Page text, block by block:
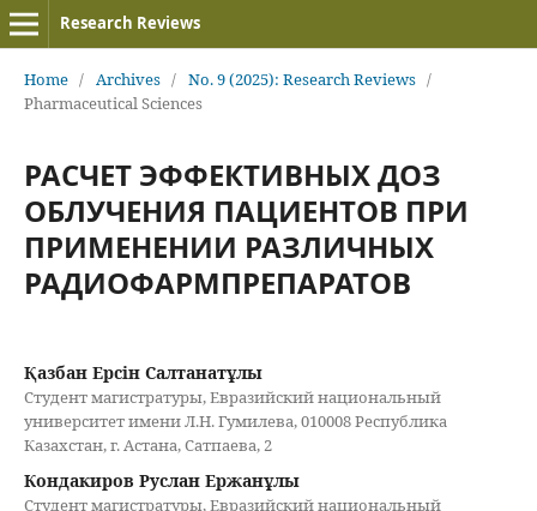
Research Reviews
Home / Archives / No. 9 (2025): Research Reviews /
Pharmaceutical Sciences
РАСЧЕТ ЭФФЕКТИВНЫХ ДОЗ
ОБЛУЧЕНИЯ ПАЦИЕНТОВ ПРИ
ПРИМЕНЕНИИ РАЗЛИЧНЫХ
РАДИОФАРМПРЕПАРАТОВ
Қазбан Ерсін Салтанатұлы
Студент магистратуры, Евразийский национальный
университет имени Л.Н. Гумилева, 010008 Республика
Казахстан, г. Астана, Сатпаева, 2
Кондакиров Руслан Ержанұлы
Студент магистратуры, Евразийский национальный